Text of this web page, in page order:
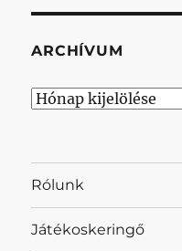
ARCHÍVUM
Archívum
Rólunk
Játékoskeringő